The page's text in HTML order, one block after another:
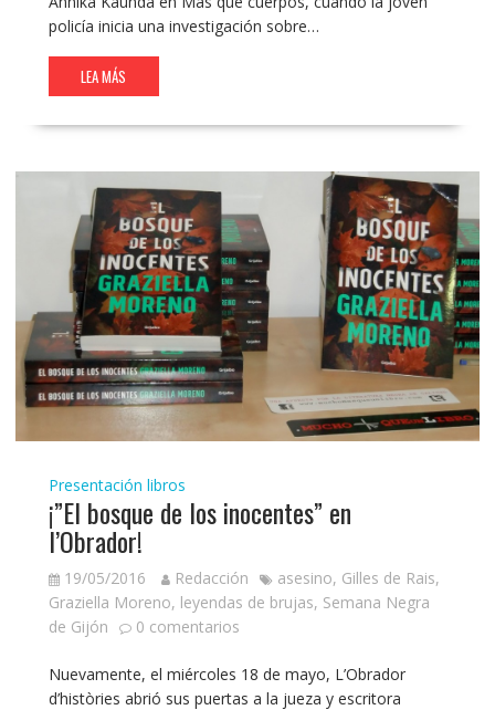
policía inicia una investigación sobre…
LEA MÁS
Presentación libros
¡”El bosque de los inocentes” en
l’Obrador!
19/05/2016 Redacción asesino, Gilles de Rais,
Graziella Moreno, leyendas de brujas, Semana Negra
de Gijón
0 comentarios
Nuevamente, el miércoles 18 de mayo, L’Obrador
d’històries abrió sus puertas a la jueza y escritora